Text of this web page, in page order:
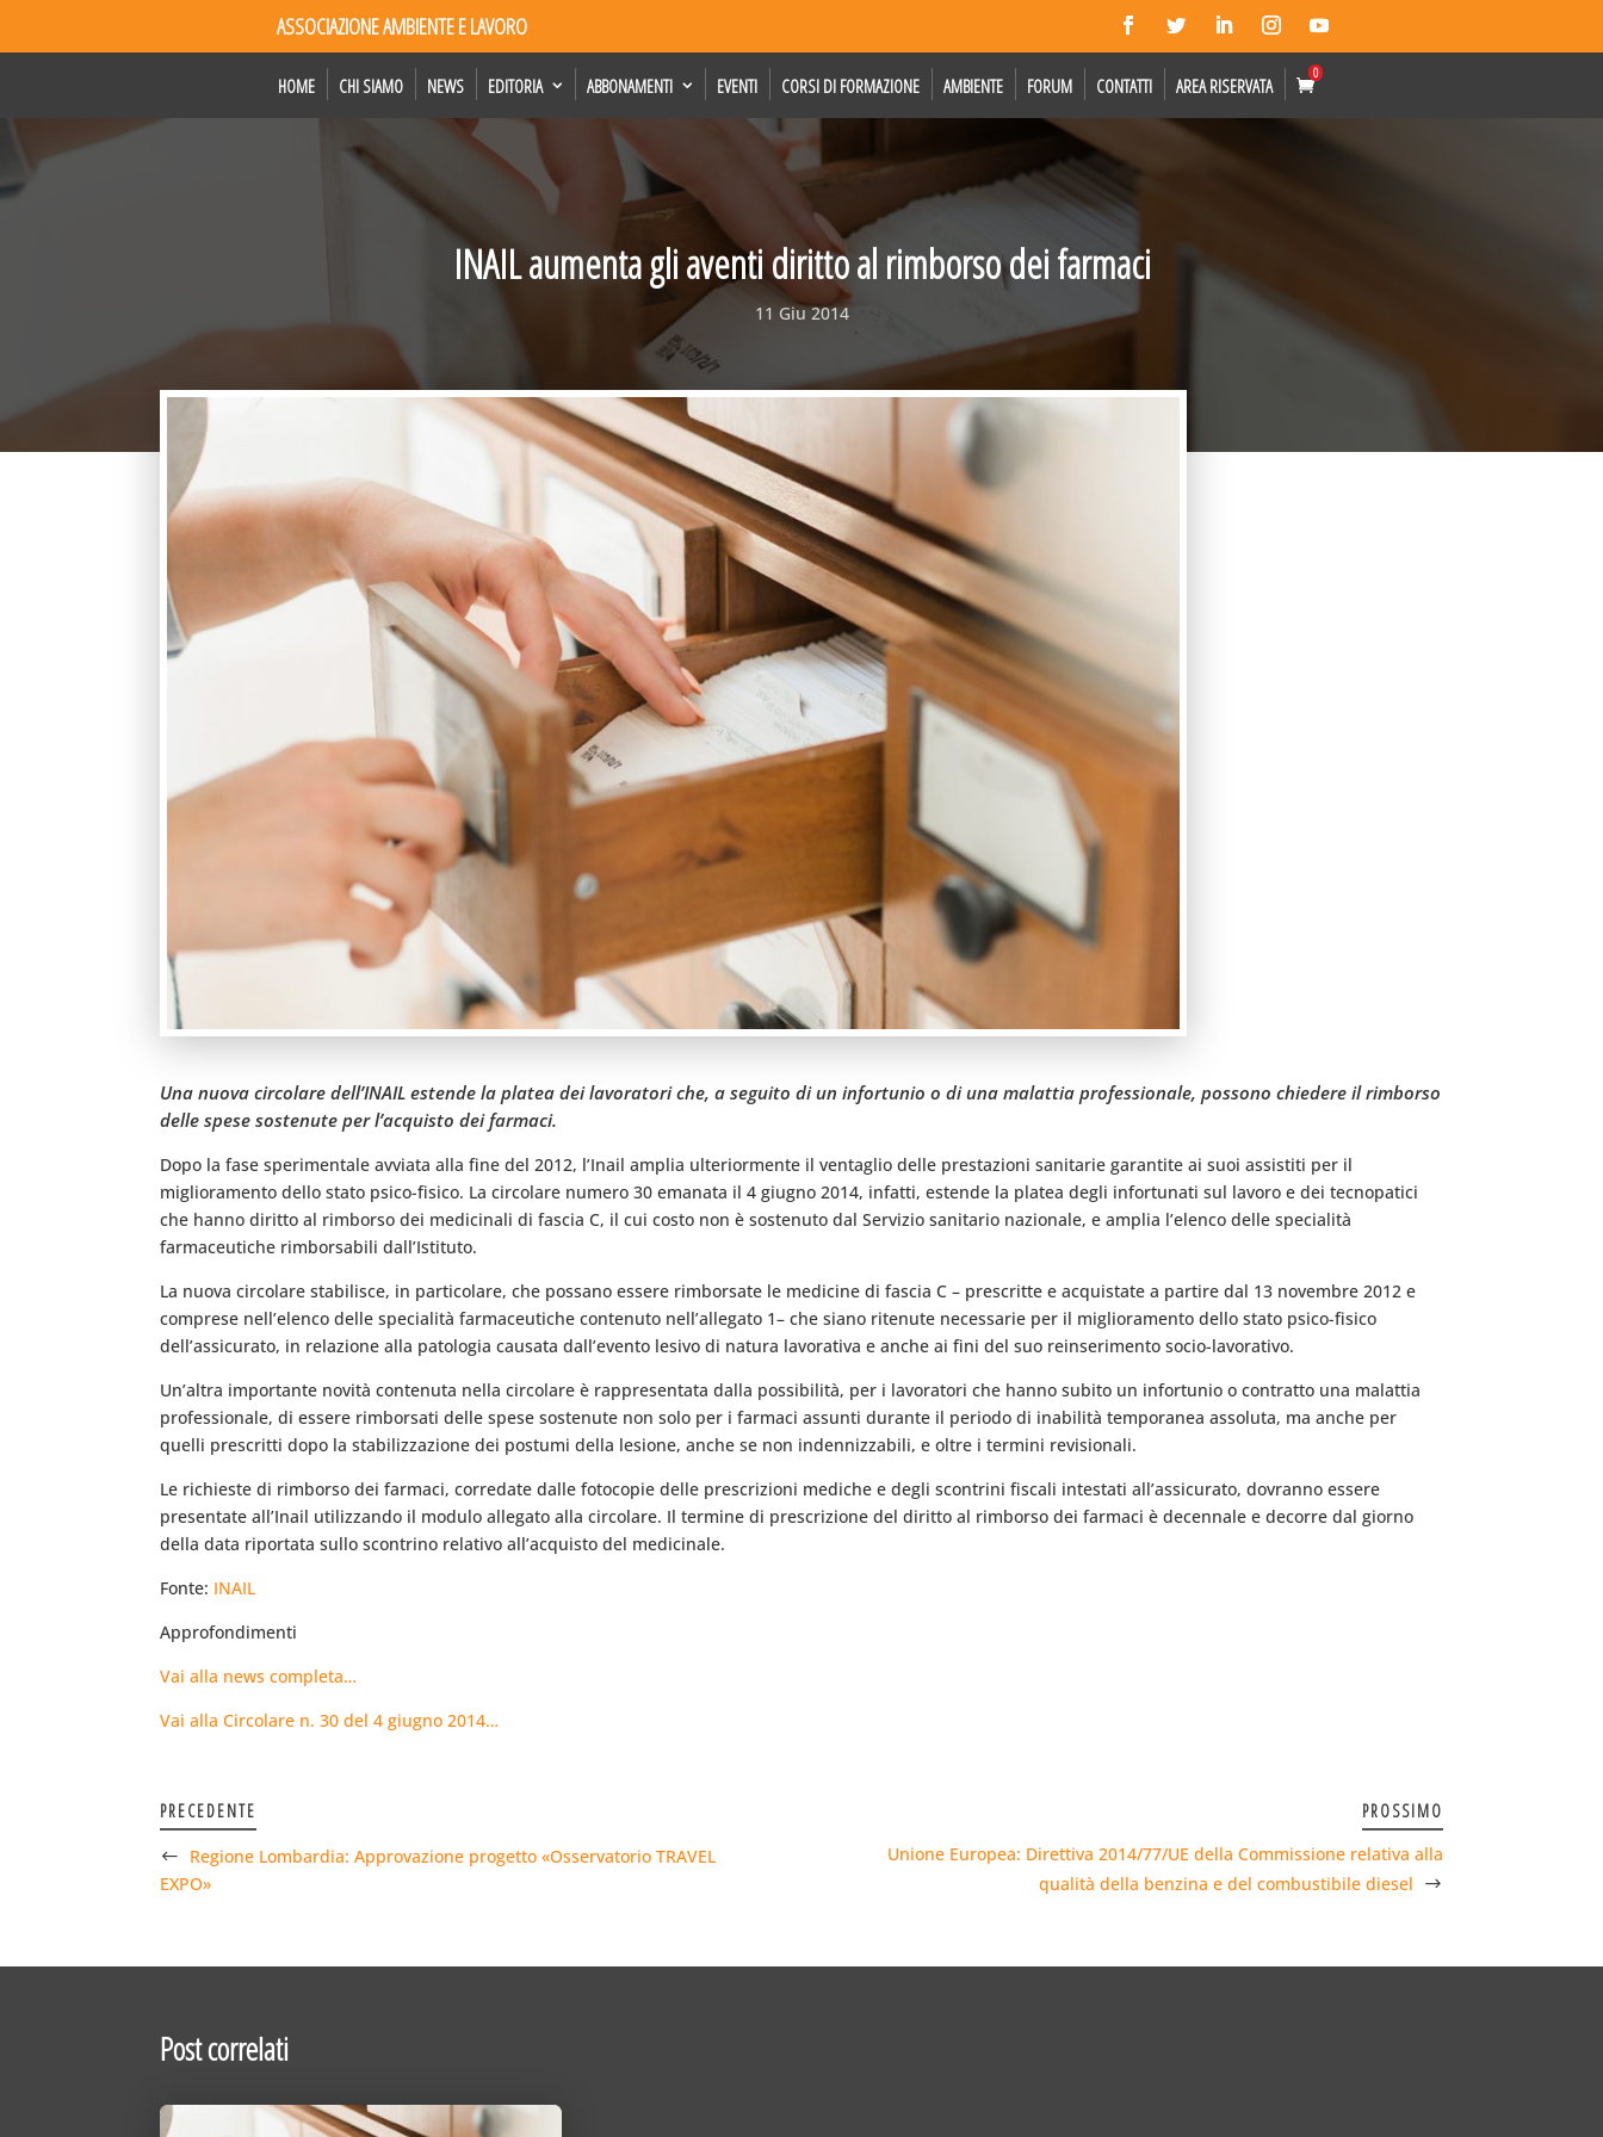
ASSOCIAZIONE AMBIENTE E LAVORO
HOME CHI SIAMO NEWS EDITORIA ABBONAMENTI EVENTI CORSI DI FORMAZIONE AMBIENTE FORUM CONTATTI AREA RISERVATA
0
INAIL aumenta gli aventi diritto al rimborso dei farmaci
11 Giu 2014
Una nuova circolare dell’INAIL estende la platea dei lavoratori che, a seguito di un infortunio o di una malattia professionale, possono chiedere il rimborso
delle spese sostenute per l’acquisto dei farmaci.
Dopo la fase sperimentale avviata alla fine del 2012, l’Inail amplia ulteriormente il ventaglio delle prestazioni sanitarie garantite ai suoi assistiti per il
miglioramento dello stato psico-fisico. La circolare numero 30 emanata il 4 giugno 2014, infatti, estende la platea degli infortunati sul lavoro e dei tecnopatici
che hanno diritto al rimborso dei medicinali di fascia C, il cui costo non è sostenuto dal Servizio sanitario nazionale, e amplia l’elenco delle specialità
farmaceutiche rimborsabili dall’Istituto.
La nuova circolare stabilisce, in particolare, che possano essere rimborsate le medicine di fascia C – prescritte e acquistate a partire dal 13 novembre 2012 e
comprese nell’elenco delle specialità farmaceutiche contenuto nell’allegato 1– che siano ritenute necessarie per il miglioramento dello stato psico-fisico
dell’assicurato, in relazione alla patologia causata dall’evento lesivo di natura lavorativa e anche ai fini del suo reinserimento socio-lavorativo.
Un’altra importante novità contenuta nella circolare è rappresentata dalla possibilità, per i lavoratori che hanno subito un infortunio o contratto una malattia
professionale, di essere rimborsati delle spese sostenute non solo per i farmaci assunti durante il periodo di inabilità temporanea assoluta, ma anche per
quelli prescritti dopo la stabilizzazione dei postumi della lesione, anche se non indennizzabili, e oltre i termini revisionali.
Le richieste di rimborso dei farmaci, corredate dalle fotocopie delle prescrizioni mediche e degli scontrini fiscali intestati all’assicurato, dovranno essere
presentate all’Inail utilizzando il modulo allegato alla circolare. Il termine di prescrizione del diritto al rimborso dei farmaci è decennale e decorre dal giorno
della data riportata sullo scontrino relativo all’acquisto del medicinale.
Fonte: INAIL
Approfondimenti
Vai alla news completa…
Vai alla Circolare n. 30 del 4 giugno 2014…
PRECEDENTE
Regione Lombardia: Approvazione progetto «Osservatorio TRAVEL
EXPO»
PROSSIMO
Unione Europea: Direttiva 2014/77/UE della Commissione relativa alla
qualità della benzina e del combustibile diesel
Post correlati